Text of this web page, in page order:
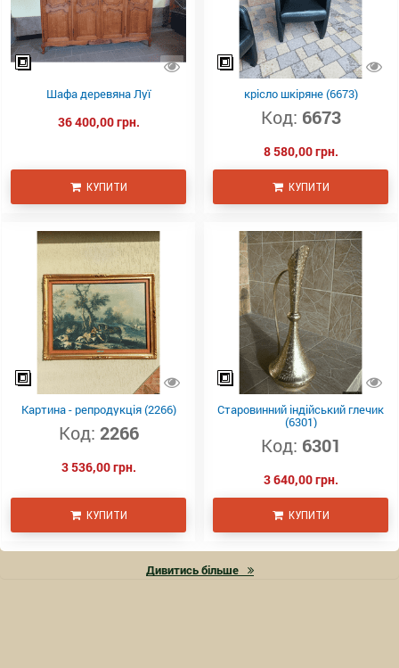
Шафа деревяна Луї
36 400,00 грн.
КУПИТИ
крісло шкіряне (6673)
Код: 6673
8 580,00 грн.
КУПИТИ
Картина - репродукція (2266)
Код: 2266
3 536,00 грн.
КУПИТИ
Старовинний індійський глечик
(6301)
Код: 6301
3 640,00 грн.
КУПИТИ
Дивитись більше